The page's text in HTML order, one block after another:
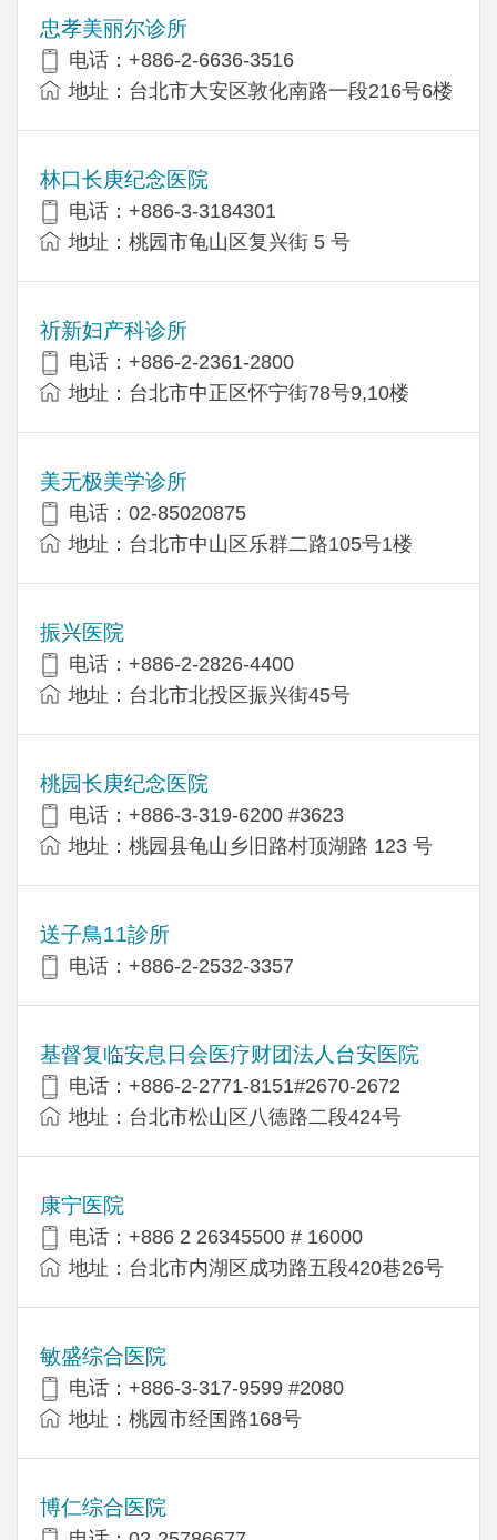
忠孝美丽尔诊所
电话：+886-2-6636-3516
地址：台北市大安区敦化南路一段216号6楼
林口长庚纪念医院
电话：+886-3-3184301
地址：桃园市龟山区复兴街 5 号
祈新妇产科诊所
电话：+886-2-2361-2800
地址：台北市中正区怀宁街78号9,10楼
美无极美学诊所
电话：02-85020875
地址：台北市中山区乐群二路105号1楼
振兴医院
电话：+886-2-2826-4400
地址：台北市北投区振兴街45号
桃园长庚纪念医院
电话：+886-3-319-6200 #3623
地址：桃园县龟山乡旧路村顶湖路 123 号
送子鳥11診所
电话：+886-2-2532-3357
基督复临安息日会医疗财团法人台安医院
电话：+886-2-2771-8151#2670-2672
地址：台北市松山区八德路二段424号
康宁医院
电话：+886 2 26345500 # 16000
地址：台北市内湖区成功路五段420巷26号
敏盛综合医院
电话：+886-3-317-9599 #2080
地址：桃园市经国路168号
博仁综合医院